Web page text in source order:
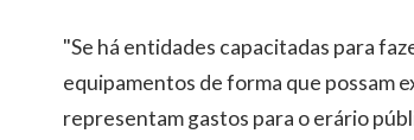
"Se há entidades capacitadas para
equipamentos de forma que possam
representam gastos para o erário